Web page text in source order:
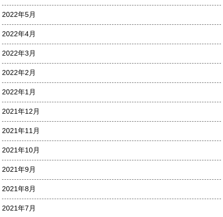
2022年5月
2022年4月
2022年3月
2022年2月
2022年1月
2021年12月
2021年11月
2021年10月
2021年9月
2021年8月
2021年7月